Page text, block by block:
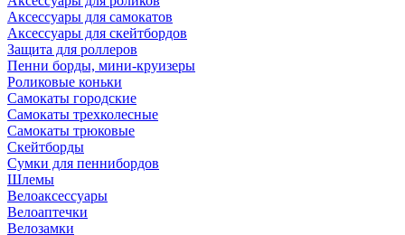
Аксессуары для самокатов
Аксессуары для скейтбордов
Защита для роллеров
Пенни борды, мини-круизеры
Роликовые коньки
Самокаты городские
Самокаты трехколесные
Самокаты трюковые
Скейтборды
Сумки для пеннибордов
Шлемы
Велоаксессуары
Велоаптечки
Велозамки